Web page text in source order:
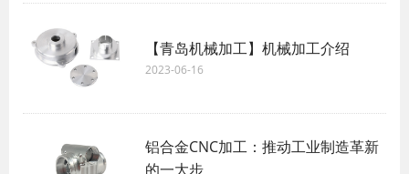
【青岛机械加工】机械加工介绍
2023-06-16
铝合金CNC加工：推动工业制造革新
的一大步